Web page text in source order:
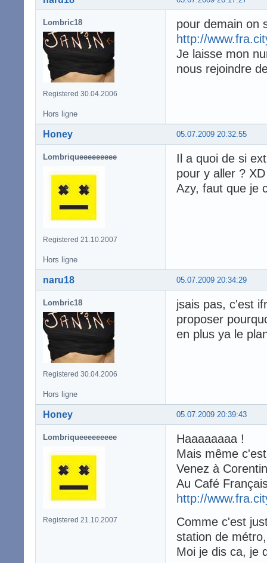
Lombric18
Registered 30.04.2006
pour demain on
http://
Je laisse mon
nous rejoindre
Hors ligne
05.07.2009 20:32:55
Honey
Lombriqueeeeeeeee
Registered 21.10.2007
Il a quoi de si
pour y aller ? XD
Azy, faut que je
Hors ligne
05.07.2009 20:34:29
naru18
Lombric18
Registered 30.04.2006
jsais pas, c'est
proposer
en plus ya le
Hors ligne
05.07.2009 20:39:43
Honey
Lombriqueeeeeeeee
Registered 21.10.2007
Haaaaaaaa !
Mais même
Venez à
Au Café
http://
Comme c'est
station de
Moi je dis ca, je